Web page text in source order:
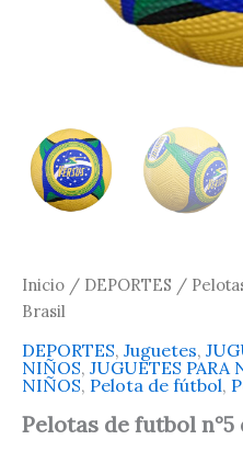
Inicio / DEPORTES /
Brasil
DEPORTES, Juguetes,
NIÑOS, JUGUETES PARA
NIÑOS, Pelota de fútbol,
Pelotas de futbol n°5